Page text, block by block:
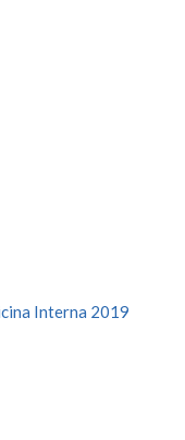
Interna 2019